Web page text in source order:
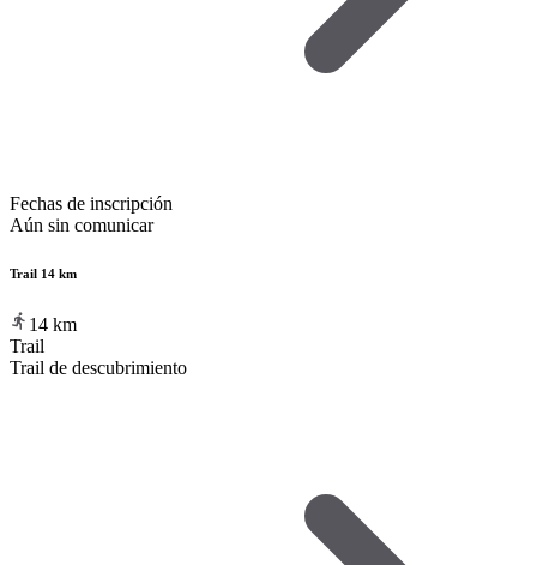
Fechas de inscripción
Aún sin comunicar
Trail 14 km
14 km
Trail
Trail de descubrimiento